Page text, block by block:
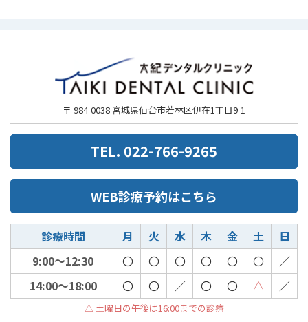
〒 984-0038 宮城県仙台市若林区伊在1丁目9-1
TEL. 022-766-9265
WEB診療予約はこちら
診療時間 月 火 水 木 金 土
日
9:00～12:30
〇 〇 〇 〇 〇 〇
／
14:00～18:00
〇 〇 ／ 〇 〇 △ ／
△ 土曜日の午後は16:00までの診療